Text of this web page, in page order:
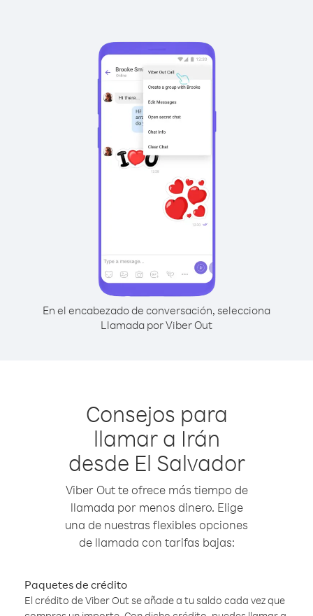
En el encabezado de conversación, selecciona
Llamada por Viber Out
Consejos para
llamar a Irán
desde El Salvador
Viber Out te ofrece más tiempo de
llamada por menos dinero. Elige
una de nuestras flexibles opciones
de llamada con tarifas bajas:
Paquetes de crédito
El crédito de Viber Out se añade a tu saldo cada vez que